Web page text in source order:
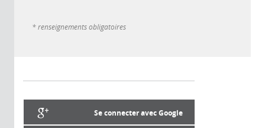
* renseignements obligatoires
Se connecter avec Google